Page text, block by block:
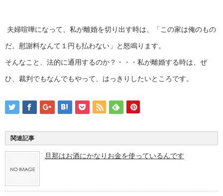
夫婦喧嘩になって、私が離婚を切り出す時は、「この家は俺のもの
だ。慰謝料なんて１円も払わない」と怒鳴ります。
そんなこと、法的に通用するのか？・・・私が離婚する時は、ぜ
ひ、裁判でもなんでもやって、はっきりしたいところです。
関連記事
旦那はお酒にかなりお金を使っているんです